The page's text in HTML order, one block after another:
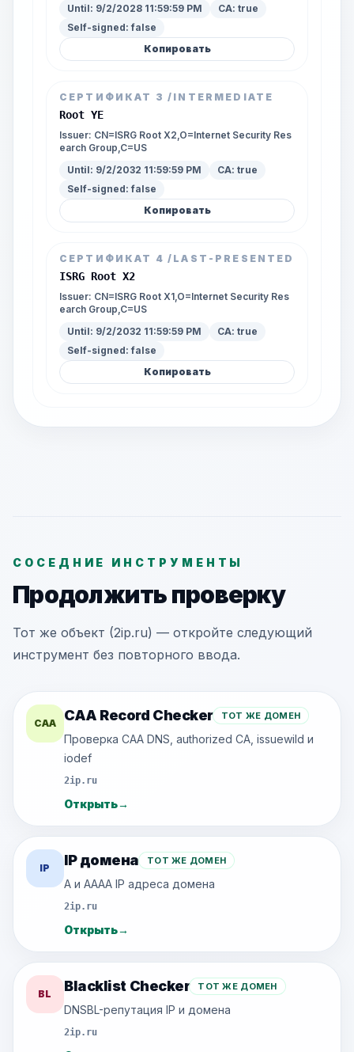
Until: 9/2/2028 11:59:59 PM CA: true
Self-signed:false
Копировать
СЕРТИФИКАТ 3 /INTERMEDIATE
Root YE
Issuer: CN=ISRG Root X2,O=Internet Security Res
earch Group,C=US
Until: 9/2/2032 11:59:59 PM CA: true
Self-signed:false
Копировать
СЕРТИФИКАТ 4 /LAST-PRESENTED
ISRG Root X2
Issuer: CN=ISRG Root X1,O=Internet Security Res
earch Group,C=US
Until: 9/2/2032 11:59:59 PM CA: true
Self-signed:false
Копировать
СОСЕДНИЕ ИНСТРУМЕНТЫ
Продолжить проверку
Тот же объект (2ip.ru) — откройте следующий
инструмент без повторного ввода.
CAA CAA Record Checker ТОТ ЖЕ ДОМЕН
Проверка CAA DNS, authorized CA, issuewild и
iodef
2ip.ru
Открыть→
IP IP домена ТОТ ЖЕ ДОМЕН
A и AAAA IP адреса домена
2ip.ru
Открыть→
BL Blacklist Checker ТОТ ЖЕ ДОМЕН
DNSBL-репутация IP и домена
2ip.ru